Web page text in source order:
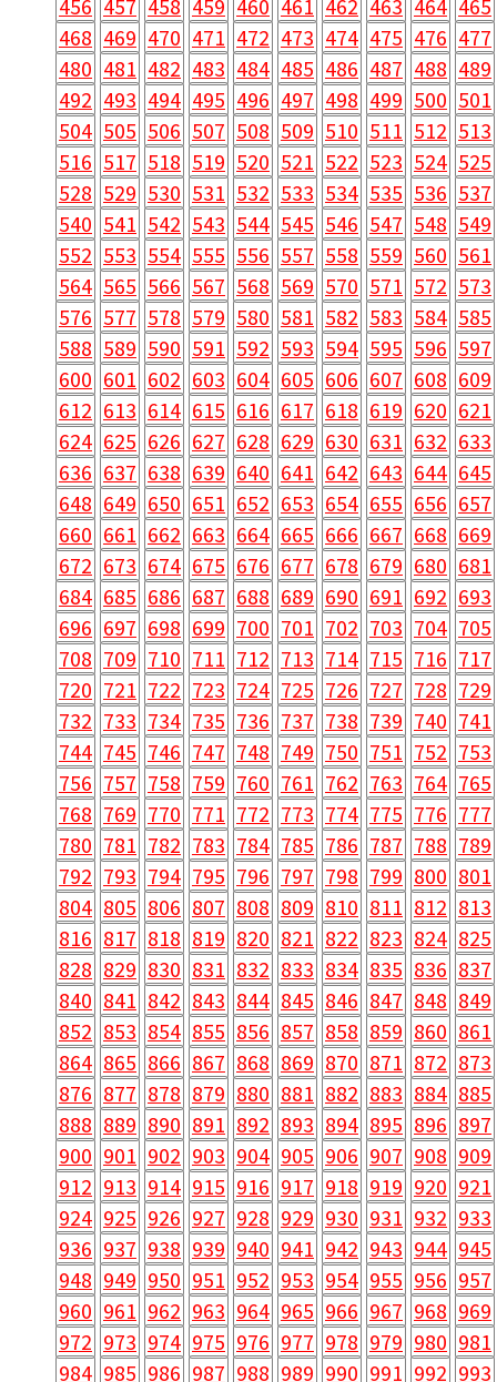
456 457 458 459 460 461 462 463 464 465
468 469 470 471 472 473 474 475 476 477
480 481 482 483 484 485 486 487 488 489
492 493 494 495 496 497 498 499 500 501
504 505 506 507 508 509 510 511 512 513
516 517 518 519 520 521 522 523 524 525
528 529 530 531 532 533 534 535 536 537
540 541 542 543 544 545 546 547 548 549
552 553 554 555 556 557 558 559 560 561
564 565 566 567 568 569 570 571 572 573
576 577 578 579 580 581 582 583 584 585
588 589 590 591 592 593 594 595 596 597
600 601 602 603 604 605 606 607 608 609
612 613 614 615 616 617 618 619 620 621
624 625 626 627 628 629 630 631 632 633
636 637 638 639 640 641 642 643 644 645
648 649 650 651 652 653 654 655 656 657
660 661 662 663 664 665 666 667 668 669
672 673 674 675 676 677 678 679 680 681
684 685 686 687 688 689 690 691 692 693
696 697 698 699 700 701 702 703 704 705
708 709 710 711 712 713 714 715 716 717
720 721 722 723 724 725 726 727 728 729
732 733 734 735 736 737 738 739 740 741
744 745 746 747 748 749 750 751 752 753
756 757 758 759 760 761 762 763 764 765
768 769 770 771 772 773 774 775 776 777
780 781 782 783 784 785 786 787 788 789
792 793 794 795 796 797 798 799 800 801
804 805 806 807 808 809 810 811 812 813
816 817 818 819 820 821 822 823 824 825
828 829 830 831 832 833 834 835 836 837
840 841 842 843 844 845 846 847 848 849
852 853 854 855 856 857 858 859 860 861
864 865 866 867 868 869 870 871 872 873
876 877 878 879 880 881 882 883 884 885
888 889 890 891 892 893 894 895 896 897
900 901 902 903 904 905 906 907 908 909
912 913 914 915 916 917 918 919 920 921
924 925 926 927 928 929 930 931 932 933
936 937 938 939 940 941 942 943 944 945
948 949 950 951 952 953 954 955 956 957
960 961 962 963 964 965 966 967 968 969
972 973 974 975 976 977 978 979 980 981
984 985 986 987 988 989 990 991 992 993